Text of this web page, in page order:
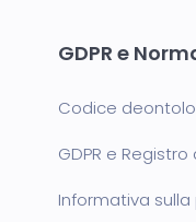
GDPR e
Codice
GDPR e
Informativa